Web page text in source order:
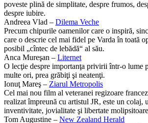
poveste plină de simplitate, despre frumos,
despre iubire.
Andreea Vlad – Dilema Veche
Precum chipurile oamenilor care o inspiră,
care o descrie cel mai fidel pe Varda în toată
posibil „cîntec de lebădă“ al său.
Anca Mureşan – Liternet
O lecţie despre importanţa privirii într-o lume
multe ori, prea grăbiţi şi neatenţi.
Ionuţ Mareş – Ziarul Metropolis
Cel mai nou film al veteranei regizoare
realizat împreună cu artistul JR, este un colaj,
inventivitate, jovialitate şi libertate
Tom Augustine – New Zealand Herald